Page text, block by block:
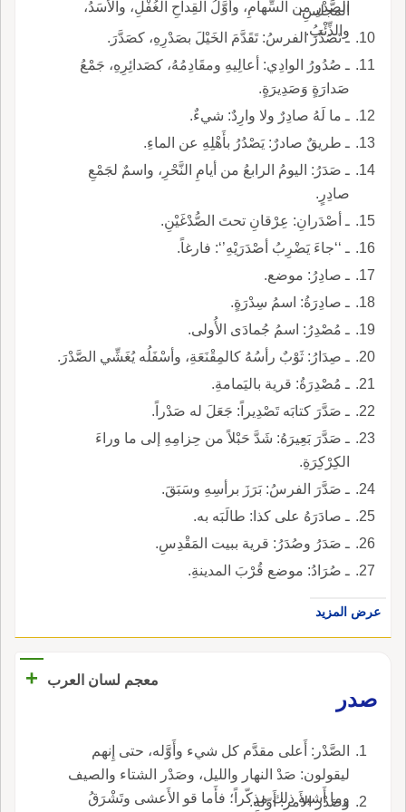
الصَّدْرِ من السِّهامِ، وأوَّلُ القِداحِ الغُفْلِ، والأَسَدُ،
والذِّئْبُ.
المجلسِ.
ـ تَصَدَّرَ الفرسُ: تَقَدَّمَ الخَيْلَ بصَدْرِهِ، كصَدَّرَ.
ـ صُدُورُ الوادِي: أعالِيهِ ومقَادِمُهُ، كصَدائِرِهِ، جَمْعُ
صَدارَةٍ وَصَدِيرَةٍ.
ـ ما لَهُ صادِرٌ ولا وارِدٌ: شيءٌ.
ـ طريقٌ صادرٌ: يَصْدُرُ بأَهْلِهِ عن الماءِ.
ـ صَدَرُ: اليومُ الرابعُ من أيامِ النَّحْرِ، واسمٌ لجَمْعِ
صادِرٍ.
ـ أصْدَرانِ: عِرْقانِ تحتَ الصُّدْغَيْنِ.
ـ ‘‘جاءَ يَضْرِبُ أصْدَرَيْهِ’‘: فارغاً.
ـ صادِرُ: موضع.
ـ صادِرَةُ: اسمُ سِدْرَةٍ.
ـ مُصْدِرُ: اسمُ جُمادَى الأُولى.
ـ صِدَارُ: ثَوْبٌ رأسُهُ كالمِقْنَعَةِ، وأسْفَلُه يُغَشِّي الصَّدْرَ.
ـ مُصْدِرَةُ: قرية باليَمامةِ.
ـ صَدَّرَ كتابَه تَصْدِيراً: جَعَلَ له صَدْراً.
ـ صَدَّرَ بَعِيرَهُ: شَدَّ حَبْلاً من حِزامِهِ إلى ما وراءَ
الكِرْكِرَةِ.
ـ صَدَّرَ الفرسُ: بَرَزَ برأسِهِ وسَبَقَ.
ـ صادَرَهُ على كذا: طالَبَه به.
ـ صَدَرُ وصُدَرُ: قرية ببيت المَقْدِسِ.
ـ صُرَادُ: موضع قُرْبَ المدينةِ.
عرض المزيد
معجم لسان العرب
+
صدر
الصَّدْر: أَعلى مقدَّم كل شيء وأَوَّله، حتى إِنهم
ليقولون: صَدْ النهار والليل، وصَدْر الشتاء والصيف
وما أَشبه ذلك مذكّراً؛ فأَما قو الأَعشى وتَشْرَقُ
وصَدْر الأَمر: أَوّله.